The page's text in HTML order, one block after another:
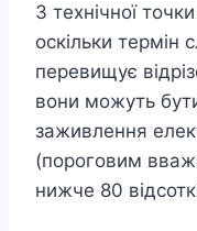
З технічної
оскільки термін
перевищує
вони можуть
заживлення
(пороговим
нижче 80